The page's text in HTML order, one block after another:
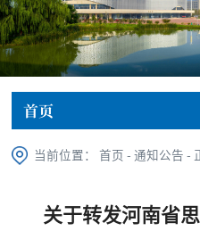
首页
当前位置： 首页 -通知公告 -
关于转发河南省